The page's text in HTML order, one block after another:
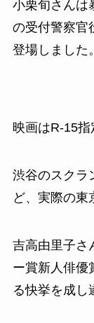
小栗旬さんは
の受付警察官
登場しました。
映画はR-15指
渋谷のスクラ
ど、実際の東
吉高由里子さ
ー賞新人俳優
る快挙を成し